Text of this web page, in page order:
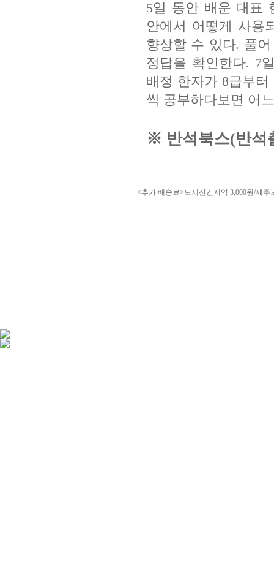
5일 동안 배운 대표
안에서 어떻게 사용
향상할 수 있다. 풀
정답을 확인한다. 7
배정 한자가 8급부터
씩 공부하다보면 어
※ 반석북스(반석
<추가 배송료>도서산간지역 3,000원/제주